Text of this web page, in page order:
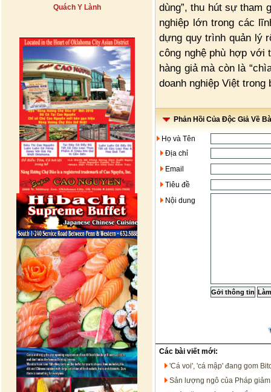
Quách Y Lành
dùng”, thu hút sự tham
nghiệp lớn trong các
dựng quy trình quản lý
công nghệ phù hợp với
hàng giả mà còn là
doanh nghiệp Việt trong
Phản Hồi Của Độc Giả Về
Họ và Tên
Địa chỉ
Email
Tiêu đề
Nội dung
Các bài viết mới:
'Cá voi', 'cá mập' đang gom
Sản lượng ngô của Pháp